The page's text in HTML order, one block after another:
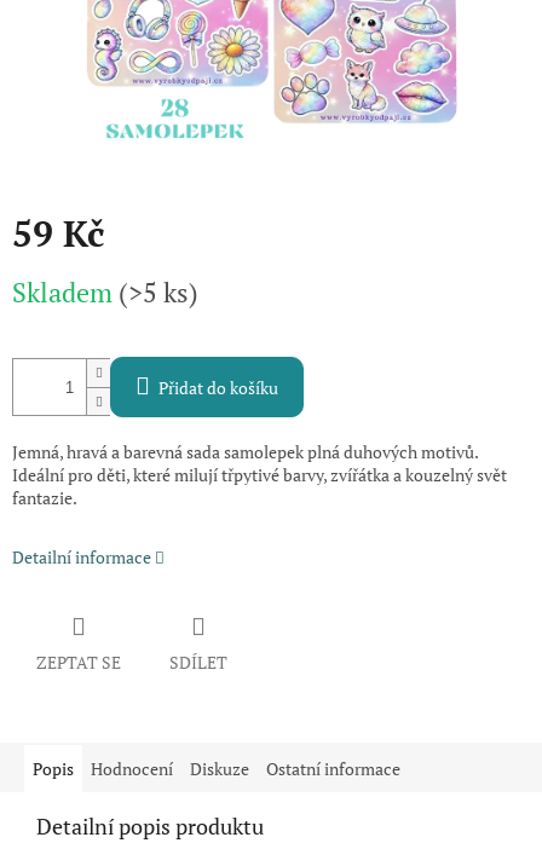
59 Kč
cena:
Skladem (>5 ks)
Přidat do košíku
Jemná, hravá a barevná sada samolepek plná duhových motivů.
Ideální pro děti, které milují třpytivé barvy, zvířátka a kouzelný svět
fantazie.
Detailní informace
ZEPTAT SE SDÍLET
Popis Hodnocení Diskuze Ostatní informace
Detailní popis produktu